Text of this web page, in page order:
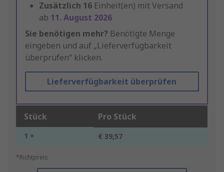
Zusätzlich 16 Einheit(en) mit Versand
ab 11. August 2026
Sie benötigen mehr? Benötigte Menge
eingeben und auf „Lieferverfügbarkeit
überprüfen“ klicken.
Lieferverfügbarkeit überprüfen
Stück Pro Stück
1 + € 39,57
*Richtpreis